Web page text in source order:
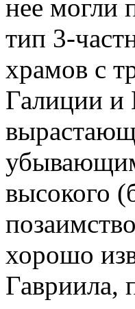
нее могли
тип 3-
храмов с
Галиции и
высокого
хорошо
Гавриила,